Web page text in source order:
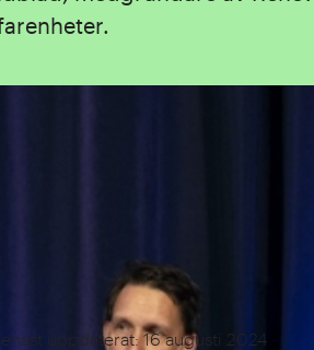
uppdaterat: 16 augusti 2024